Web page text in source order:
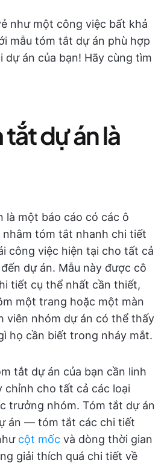
như một công việc bất khả
mẫu tóm tắt dự án phù hợp
dự án của bạn! Hãy cùng tìm
dự án là
là một báo cáo có các ô
tóm tắt nhanh chi tiết
công việc hiện tại cho tất cả
dự án. Mẫu này được cô
tiết cụ thể nhất cần thiết,
một trang hoặc một màn
viên nhóm dự án có thể thấy
họ cần biết trong nháy mắt.
tắt dự án của bạn cần linh
chỉnh cho tất cả các loại
trưởng nhóm. Tóm tắt dự án
án — tóm tắt các chi tiết
cột mốc và dòng thời gian
giải thích quá chi tiết về